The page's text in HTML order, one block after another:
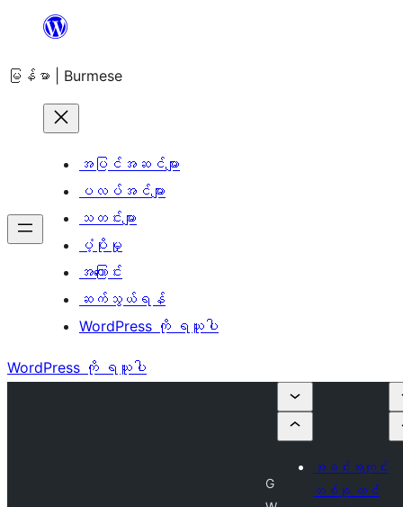
အကြောင်းအရာ
ကျော်သွား
မြန်မာ | Burmese
အပြင်အဆင်များ
ပလပ်အင်များ
သတင်းများ
ပံ့ပိုးမှု
အကြောင်း
ဆက်သွယ်ရန်
WordPress ကို ရယူပါ
WordPress ကို ရယူပါ
G
အခင်းအကျင်း
တစ်ခု တင်